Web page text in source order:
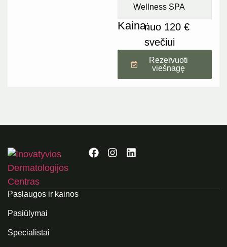
Wellness SPA
Kaina:nuo 120 €
svečiui
Rezervuoti
viešnagę
Paslaugos ir kainos
Pasiūlymai
Specialistai